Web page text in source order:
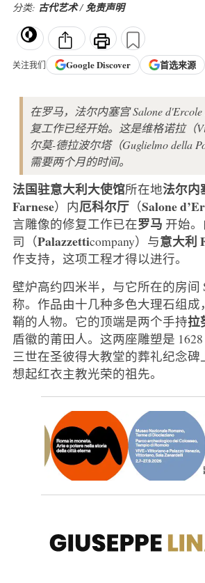
分类: 古代艺术/免责声明
关注我们 GoogleDiscover 首选来源
在罗马，法尔内塞宫 Salone
复工作已经开始。这是维格诺拉（
尔莫-德拉波尔塔（Guglielmo della
需要两个月的时间。
法国驻意大利大使馆所在地法尔内
Farnese）内厄科尔厅（Salone
言雕像的修复工作已在罗马 开始
司（Palazzetticompany）与意大利
作支持，这项工程才得以进行。
壁炉高约四米半，与它所在的房间
称。作品由十几种多色大理石组成
鞘的人物。它的顶端是两个手持拉
盾徽的莆田人。这两座雕塑是
三世在圣彼得大教堂的葬礼纪念碑
想起红衣主教光荣的祖先。